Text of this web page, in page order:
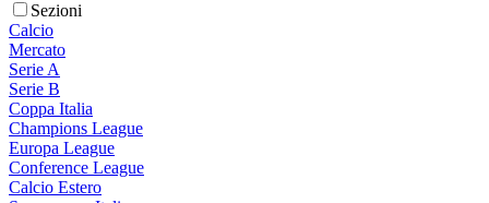
Sezioni
Calcio
Mercato
Serie A
Serie B
Coppa Italia
Champions League
Europa League
Conference League
Calcio Estero